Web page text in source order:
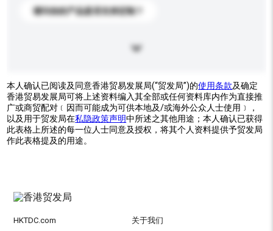
请问你的产品是否支持定制？
本人确认已阅读及同意香港贸易发展局(“贸发局”)的使用条款及确定
香港贸易发展局可将上述资料编入其全部或任何资料库内作为直接推
广或商贸配对﹝因而可能成为可供本地及/或海外公众人士使用﹞，
以及用于贸发局在私隐政策声明中所述之其他用途；本人确认已获得
此表格上所述的每一位人士同意及授权，将其个人资料提供予贸发局
作此表格提及的用途。
HKTDC.com 关于我们